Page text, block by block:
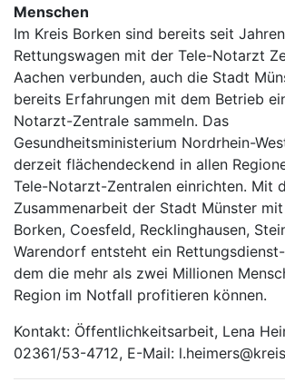
Menschen
Im Kreis Borken sind bereits seit Jahren
Rettungswagen mit der Tele-Notarzt
Aachen verbunden, auch die Stadt
bereits Erfahrungen mit dem Betrieb
Notarzt-Zentrale sammeln. Das
Gesundheitsministerium Nordrhein-
derzeit flächendeckend in allen
Tele-Notarzt-Zentralen einrichten. Mit
Zusammenarbeit der Stadt Münster
Borken, Coesfeld, Recklinghausen,
Warendorf entsteht ein
dem die mehr als zwei Millionen
Region im Notfall profitieren können.
Kontakt: Öffentlichkeitsarbeit, Lena
02361/53-4712, E-Mail: